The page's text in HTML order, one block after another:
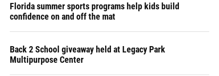
Florida summer sports programs help kids build
confidence on and off the mat
Back 2 School giveaway held at Legacy Park
Multipurpose Center